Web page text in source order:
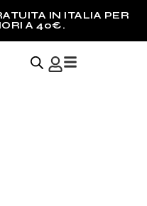
GRATUITA PER
A € 150